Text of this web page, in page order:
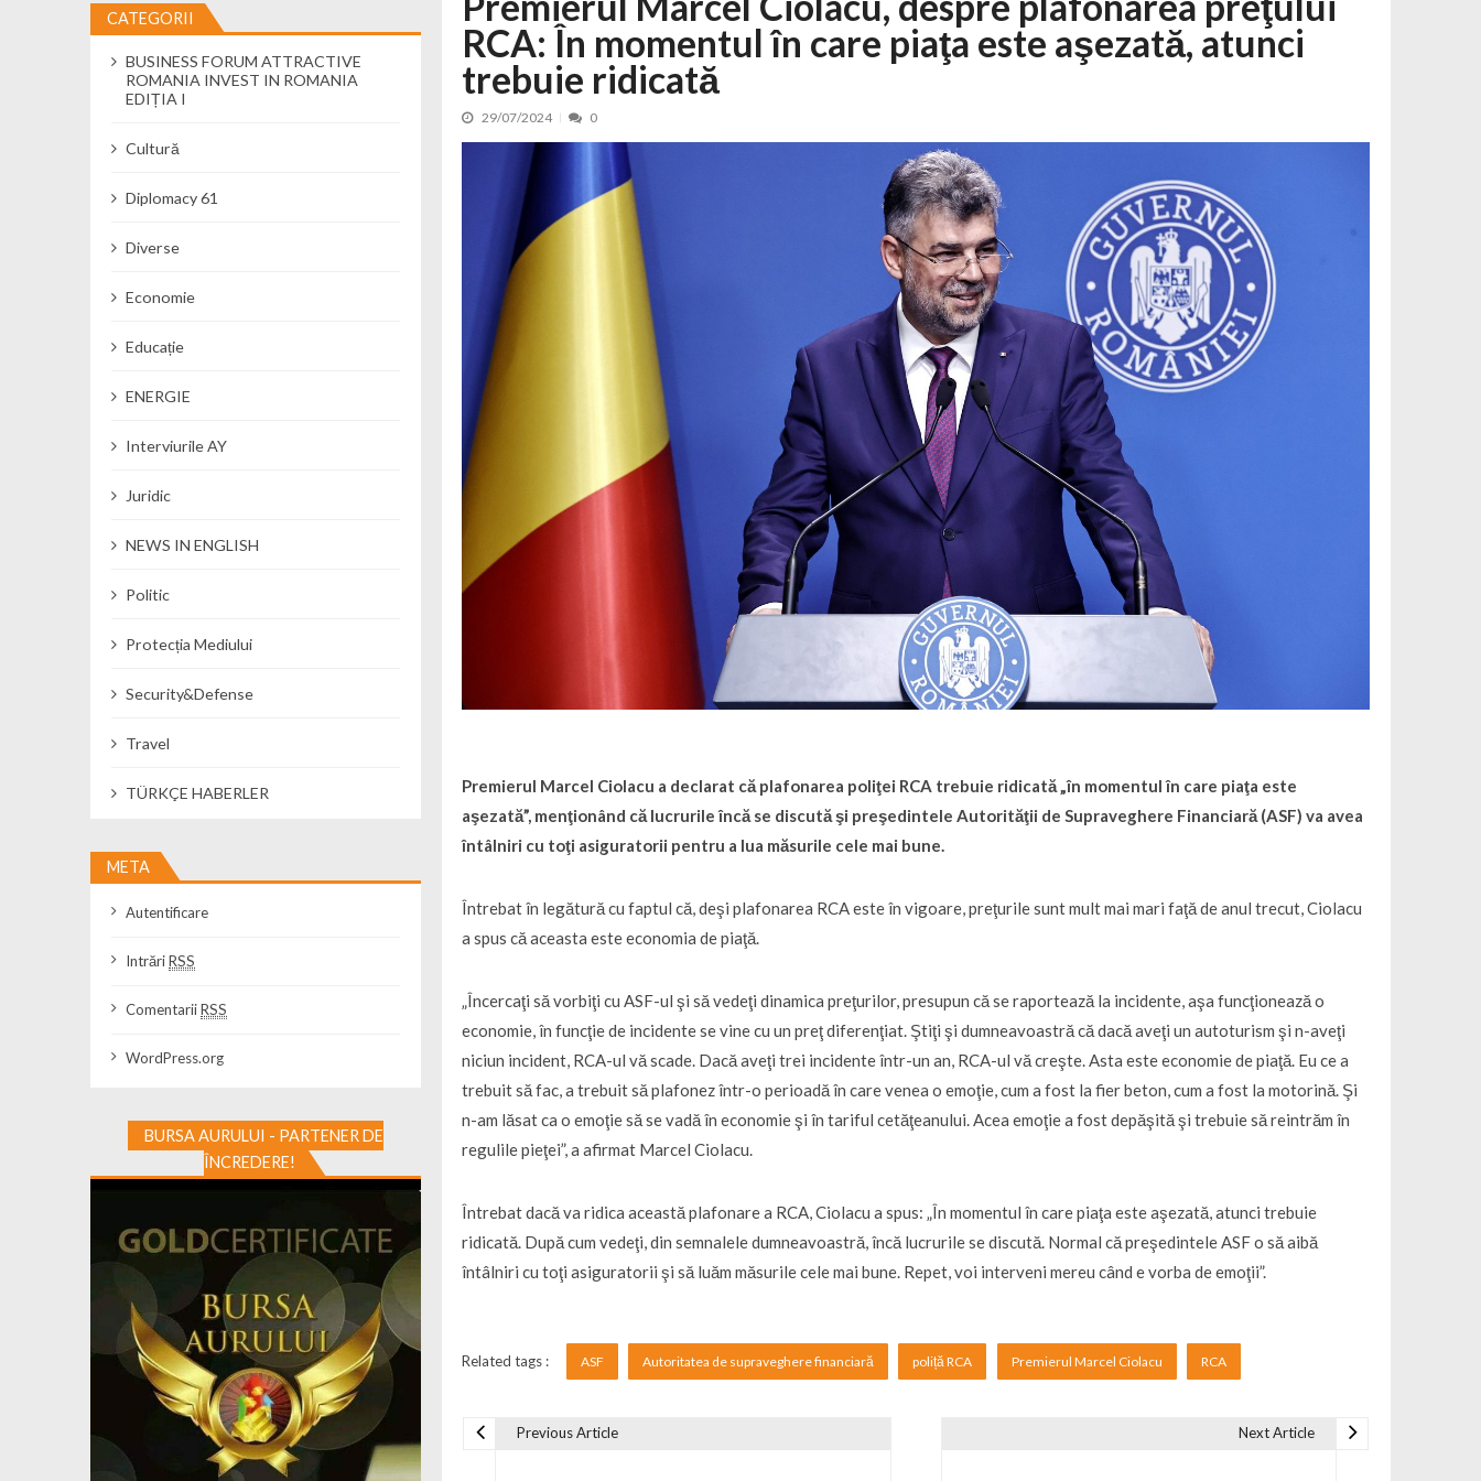
Cseke Attila: Am creat, până în prezent, peste 5.000 de noi locuri în creșe... 15/07/2026
Încă o creșă modernă pentru Alba: 40 de locuri noi la Zlatna prin Programul...
Ministerul Mediului derulează dezbaterea publică pentru proiectul de lege care...
Ministerul Apărării Naționale participă la efortul național pentru protejar...
Dobânzi de pânã la 7,50% la ediția FIDELIS din luna august
MMAP pune în consultare publică proiectul Catalogului național al zonelor pri...
RCA: În momentul în care piaţa este aşezată, atunci
trebuie ridicată
29/07/2024 0
Premierul Marcel Ciolacu a declarat că plafonarea poliţei RCA trebuie ridicată „în momentul în care piaţa este
aşezată”, menţionând că lucrurile încă se discută şi preşedintele Autorităţii de Supraveghere Financiară (ASF) va avea
întâlniri cu toţi asiguratorii pentru a lua măsurile cele mai bune.
Întrebat în legătură cu faptul că, deşi plafonarea RCA este în vigoare, preţurile sunt mult mai mari faţă de anul trecut, Ciolacu
a spus că aceasta este economia de piaţă.
„Încercaţi să vorbiţi cu ASF-ul şi să vedeţi dinamica preţurilor, presupun că se raportează la incidente, aşa funcţionează o
economie, în funcţie de incidente se vine cu un preţ diferenţiat. Ştiţi şi dumneavoastră că dacă aveţi un autoturism şi n-aveţi
niciun incident, RCA-ul vă scade. Dacă aveţi trei incidente într-un an, RCA-ul vă creşte. Asta este economie de piaţă. Eu ce a
trebuit să fac, a trebuit să plafonez într-o perioadă în care venea o emoţie, cum a fost la fier beton, cum a fost la motorină. Şi
n-am lăsat ca o emoţie să se vadă în economie şi în tariful cetăţeanului. Acea emoţie a fost depăşită şi trebuie să reintrăm în
regulile pieţei”, a afirmat Marcel Ciolacu.
Întrebat dacă va ridica această plafonare a RCA, Ciolacu a spus: „În momentul în care piaţa este aşezată, atunci trebuie
ridicată. După cum vedeţi, din semnalele dumneavoastră, încă lucrurile se discută. Normal că preşedintele ASF o să aibă
întâlniri cu toţi asiguratorii şi să luăm măsurile cele mai bune. Repet, voi interveni mereu când e vorba de emoţii”.
Related tags : ASF Autoritatea de supraveghere financiară poliță RCA Premierul Marcel Ciolacu RCA
Previous Article Next Article
CATEGORII
BUSINESS FORUM ATTRACTIVE
ROMANIA INVEST IN ROMANIA
EDIȚIA I
Cultură
Diplomacy 61
Diverse
Economie
Educație
ENERGIE
Interviurile AY
Juridic
NEWS IN ENGLISH
Politic
Protecția Mediului
Security&Defense
Travel
TÜRKÇE HABERLER
META
Autentificare
IntrăriRSS
ComentariiRSS
WordPress.org
BURSA AURULUI - PARTENER DE
ÎNCREDERE!